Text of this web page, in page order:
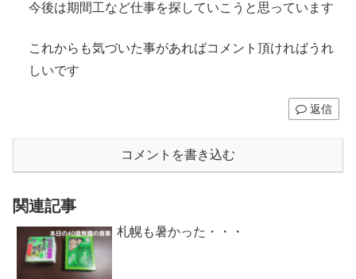
今後は期間工など仕事を探していこうと思っています
これからも気づいた事があればコメント頂ければうれ
しいです
返信
コメントを書き込む
関連記事
札幌も暑かった・・・